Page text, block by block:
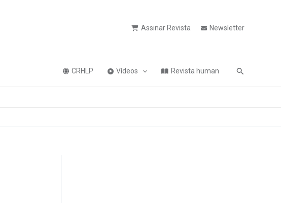
Assinar Revista Newsletter
CRHLP Vídeos Revista human Pesquisa